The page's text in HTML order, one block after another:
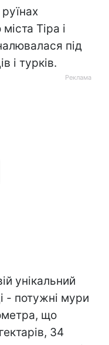
Тіра і
під
і турків.
унікальний
- потужні мури
що
34